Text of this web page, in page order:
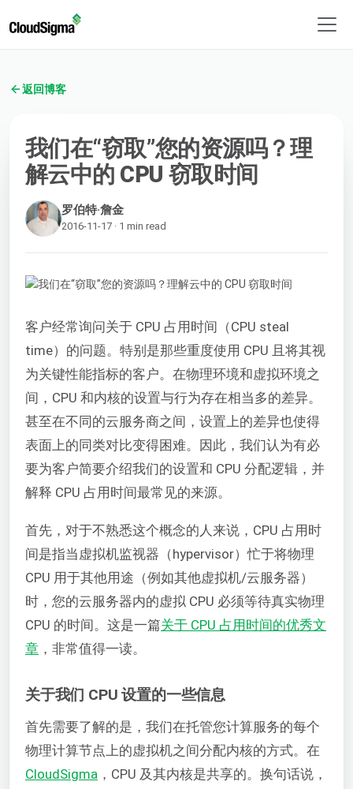
返回博客
我们在“窃取”您的资源吗？理
解云中的 CPU 窃取时间
罗伯特·詹金
2016-11-17 · 1 min read
客户经常询问关于 CPU 占用时间（CPU steal
time）的问题。特别是那些重度使用 CPU 且将其视
为关键性能指标的客户。在物理环境和虚拟环境之
间，CPU 和内核的设置与行为存在相当多的差异。
甚至在不同的云服务商之间，设置上的差异也使得
表面上的同类对比变得困难。因此，我们认为有必
要为客户简要介绍我们的设置和 CPU 分配逻辑，并
解释 CPU 占用时间最常见的来源。
首先，对于不熟悉这个概念的人来说，CPU 占用时
间是指当虚拟机监视器（hypervisor）忙于将物理
CPU 用于其他用途（例如其他虚拟机/云服务器）
时，您的云服务器内的虚拟 CPU 必须等待真实物理
CPU 的时间。这是一篇关于 CPU 占用时间的优秀文
章 ，非常值得一读。
关于我们 CPU 设置的一些信息
首先需要了解的是，我们在托管您计算服务的每个
物理计算节点上的虚拟机之间分配内核的方式。在
CloudSigma ，CPU 及其内核是共享的。换句话说，